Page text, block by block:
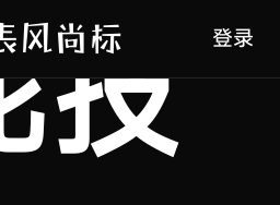
登录
技